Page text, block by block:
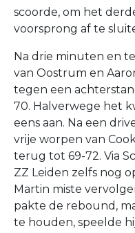
scoorde, om het
voorsprong af te
Na drie minuten en
van Oostrum en
tegen een
70. Halverwege het
eens aan. Na een
vrije worpen van
terug tot 69-72. Via
ZZ Leiden zelfs nog
Martin miste
pakte de rebound,
te houden, speelde